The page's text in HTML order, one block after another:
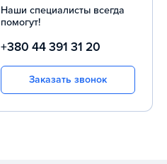
Наши специалисты всегда
помогут!
+380 44 391 31 20
Заказать звонок